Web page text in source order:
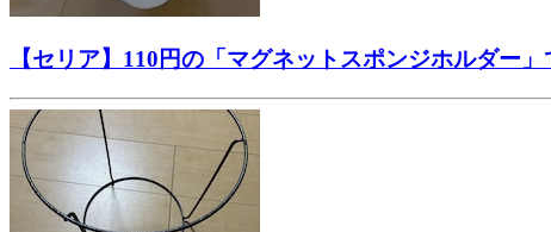
【セリア】110円の「マグネットスポンジホルダー